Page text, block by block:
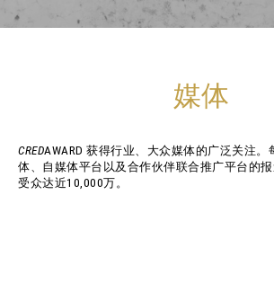
媒体
CREDAWARD 获得行业、大众媒体的广泛关注。
体、自媒体平台以及合作伙伴联合推广平台的
受众达近10,000万。